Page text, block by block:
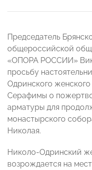
Председатель
общероссийской
«ОПОРА РОССИИ»
просьбу
Одринского
Серафимы о
арматуры для
монастырского
Николая.
Николо-Одринский
возрождается на